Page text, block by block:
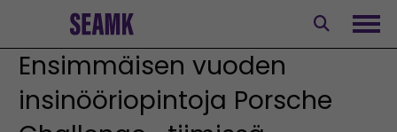
Ensimmäisen vuoden
insinööriopintoja Porsche